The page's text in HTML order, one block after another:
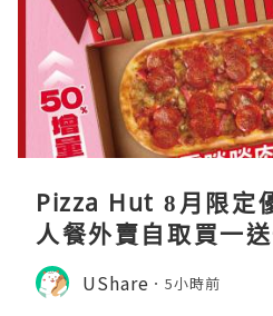
Pizza Hut 8月限定
人餐外賣自取買一
$31
UShare 5小時前